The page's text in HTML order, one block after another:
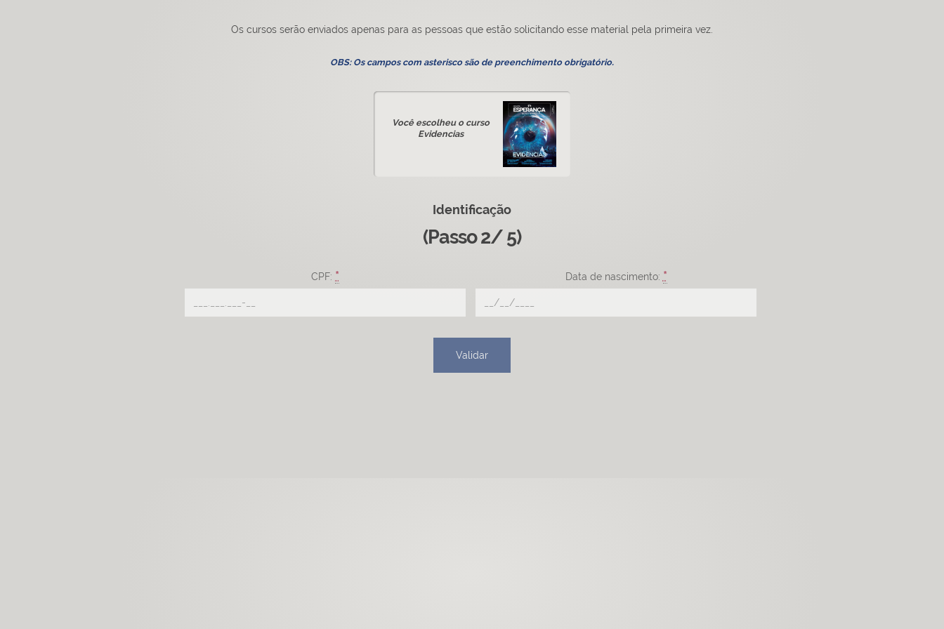
Os cursos serão enviados apenas para as pessoas que estão solicitando esse material pela primeira vez.
OBS: Os campos com asterisco são de preenchimento obrigatório.
Você escolheu o curso
Evidencias
Identificação
(Passo 2/ 5)
CPF: * Data de nascimento: *
Validar